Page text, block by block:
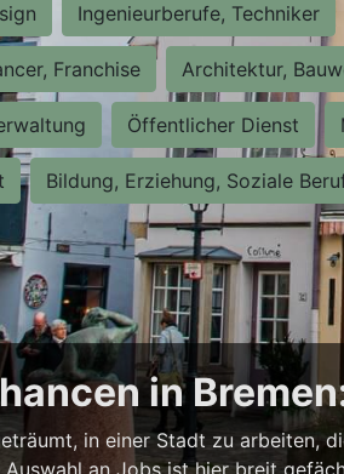
Ingenieurberufe, Techniker
Franchise Architektur,
Öffentlicher Dienst
Bildung, Erziehung, Soziale
in
in einer Stadt zu arbeiten,